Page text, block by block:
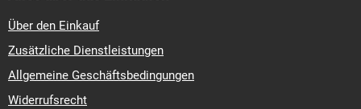
Über den Einkauf
Zusätzliche Dienstleistungen
Allgemeine Geschäftsbedingungen
Widerrufsrecht